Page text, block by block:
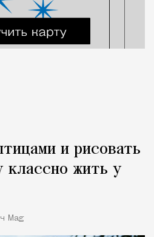
и рисовать
классно жить у
Mag